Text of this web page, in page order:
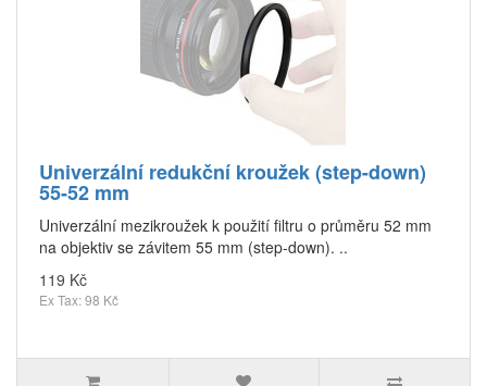
Univerzální redukční kroužek (step-down)
55-52 mm
Univerzální mezikroužek k použití filtru o průměru 52 mm
na objektiv se závitem 55 mm (step-down). ..
119 Kč
Ex Tax: 98 Kč